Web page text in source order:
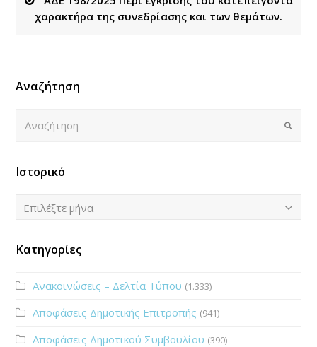
χαρακτήρα της συνεδρίασης και των θεμάτων.
Αναζήτηση
Submit
Ιστορικό
Ιστορικό
Επιλέξτε μήνα
Κατηγορίες
Ανακοινώσεις – Δελτία Τύπου (1.333)
Αποφάσεις Δημοτικής Επιτροπής (941)
Αποφάσεις Δημοτικού Συμβουλίου (390)